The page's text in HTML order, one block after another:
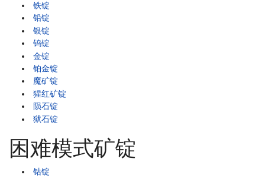
铁锭
铅锭
银锭
钨锭
金锭
铂金锭
魔矿锭
猩红矿锭
陨石锭
狱石锭
困难模式矿锭
钴锭